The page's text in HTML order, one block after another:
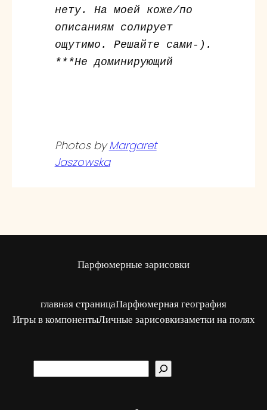
нету. На моей коже/по
описаниям солирует
ощутимо. Решайте сами-).
***Не доминирующий
Photos byMargaret
Jaszowska
Парфюмерные зарисовки
главная страницаПарфюмерная география
Игры в компонентыЛичные зарисовкизаметки на полях